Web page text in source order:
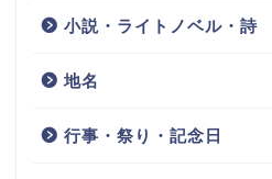
小説・ライトノベル・詩
地名
行事・祭り・記念日